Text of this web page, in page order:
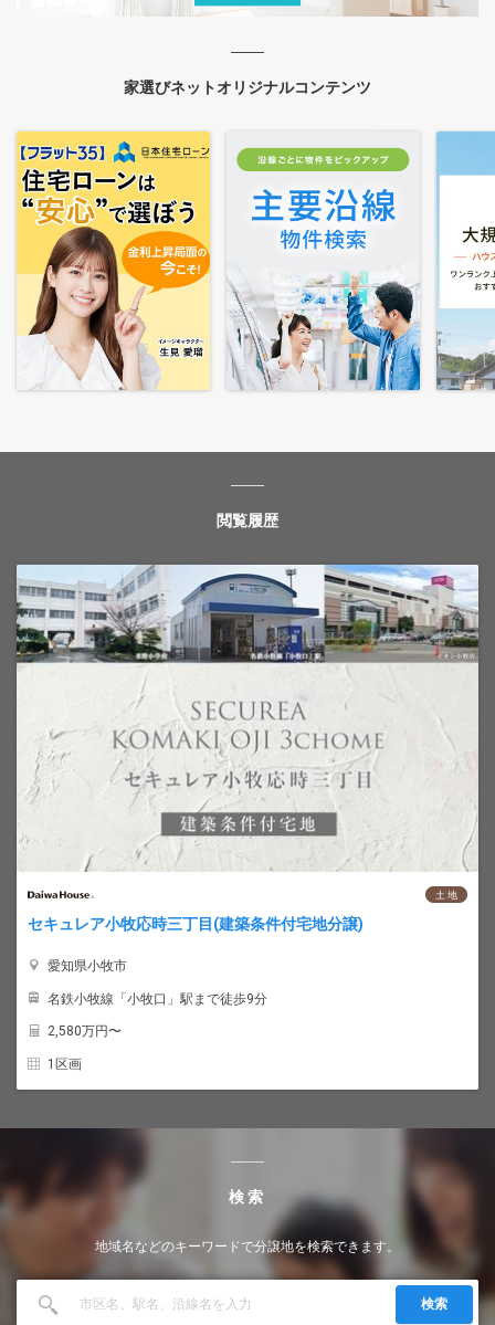
家選びネットオリジナルコンテンツ
閲覧履歴
土 地
セキュレア小牧応時三丁目(建築条件付宅地分譲)
愛知県小牧市
名鉄小牧線「小牧口」駅まで徒歩9分
2,580万円〜
1区画
検索
地域名などのキーワードで分譲地を検索できます。
検索